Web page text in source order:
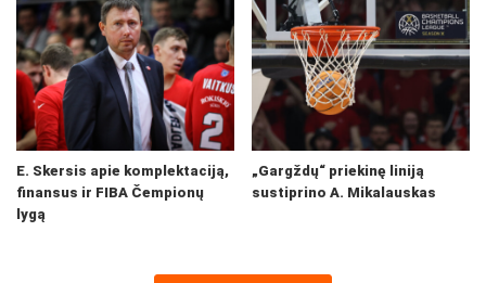
E. Skersis apie komplektaciją,
finansus ir FIBA Čempionų
lygą
„Gargždų“ priekinę liniją
sustiprino A. Mikalauskas